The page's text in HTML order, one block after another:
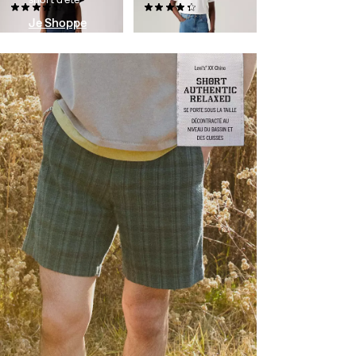
CHF 79.90
(0)
CHF 69.90
Fishing Cargo Shorts
(0)
CHF 79.90
Lightweight
Short XX Chino
Authentic Relaxed
Lightweight
(0)
Lightweight
Short boxer coton et lin
CHF 79.90
Carrier Cargo Shorts (Big
(0)
CHF 69.90
Je Shoppe